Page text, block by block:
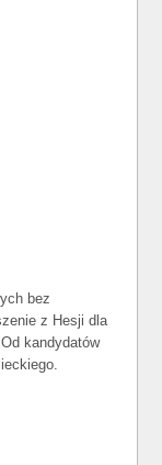
bez
z Hesji dla
kandydatów